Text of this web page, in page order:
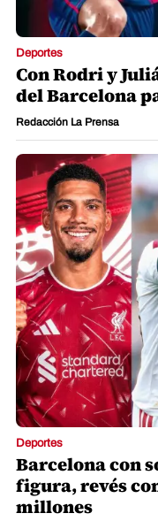
Deportes
Con Rodri y
del Barcelona
Redacción La Prensa
Deportes
Barcelona con
figura, revés
millones